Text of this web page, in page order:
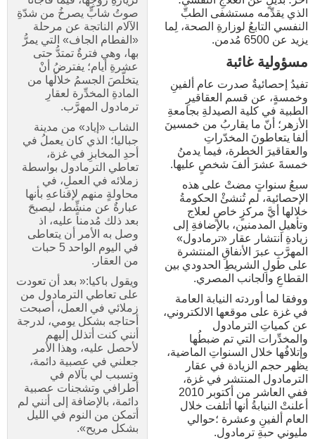
صوتُ شابٍّ يصرخُ من شدّةِ
الآلام الناتجة عن مرحلة
«الفطام الجاف» التي يمرُّ
بها، وهي فترةٌ تمتدُّ حتى
عشرةِ أيام؛ يفترضُ أنْ
يتخلّصَ الجسمُ خلالَها من
المادةِ المخدِّرة لعقارِ
ترمادول المهرَّب.
الشاب «إياد» من مدينة
جباليا؛ الذي كان يعملُ في
أحدِ المخابزِ في غزة،
تعاطي الترمادول بواسطة
زملائه في العملِ، في
محاولةٍ منهم لإقناعهِ بأنها
عبارةٌ عن منشِّط، ليصبحَ
بعد ذلك مُدمناً عليه، اذ
وصل به الأمر أن يتعاطى
في اليوم الواحد 5 حبات
من العقار.
ويقول باكيا:« بعد أن تعودت
على تعاطي الترمادول من
زملائي في العمل، أصبحت
أحتاجه بشكل يومي، لدرجة
أنني كنت أتذلل إليهم
لأحصل عليه، وهذا الأمر
جعلني في عصبية دائمة،
وتسبب لي بآلام في
أطرافي وتشجنات عصبية
دائمة، بالإضافة إلى أنني لم
أتمكن من النوم في الليل
بشكل مريح».
الذي يقدِّمه مستشفى الطبِّ
النفسي التابعُ لوزارةِ الصحة، لِما
يزيد عن 6500 مُدمن.
مسؤولية غائبة
تفيدُ إحصائيةٌ صدرت عام ألفينِ
وخمسةٍ، عن قسم العقاقيرِ
الطبية في كلية الصيدلةِ بجامعةِ
الأزهر؛ أنّ ما يقاربُ من خمسينَ
ألفا يتعاطونَ المخدّراتِ
والعقاقيرَ الخطرة، فيما يدمنُ
خمسةَ عشرَ ألفَ شخصٍ عليها.
سبعُ سنواتٍ مضتْ على هذه
الإحصائية، لم تُنشئْ الحكومةُ
خلالها أيَّ مركزٍ خاصٍ لعلاج
وتأهيلِ المدمنين، بالإضافةِ إلى
زيادةِ انتشار عقار «ترمادول»
المهرَّبِ عبرَ الأنفاقِ المنتشرة
على طولِ الشريطِ الحدودي بين
القطاعِ والجانب المصري.
ووفقا لما أوردته النيابة العامة
في غزة على موقعها الالكتروني،
عن كمياتِ الترمادول
والمخدِّرات التي تم ضبطُها
وإتلافُها خلال السنواتِ الماضية،
يظهر حجم الزيادة في عقار
الترمادول المنتشر في غزة،
ففي العاشر من أكتوبر 2010
أعلنتْ النيابةُ أنها أتلفت خلال
العام ألفينِ وعشرة ؛حوالي
مليوني حبةِ ترمادول.